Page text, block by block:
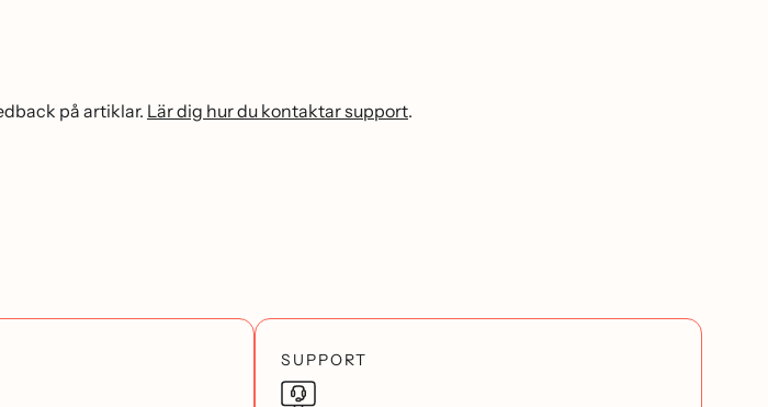
på artiklar. Lär dig hur du kontaktar support.
SUPPORT